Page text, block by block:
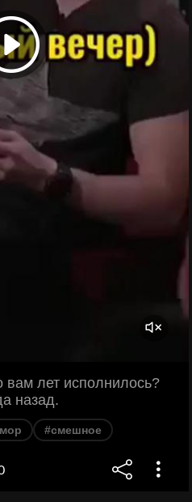
вам лет исполнилось?
назад.
#смешное